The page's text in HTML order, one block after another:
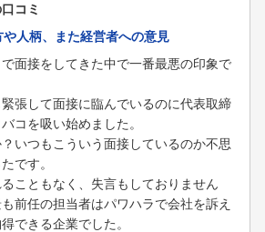
コミ
人柄、また経営者への意見
面接をしてきた中で一番最悪の印象で
張して面接に臨んでいるのに代表取締
コを吸い始めました。
いつもこういう面接しているのか不思
です。
こともなく、失言もしておりません
前任の担当者はパワハラで会社を訴え
できる企業でした。